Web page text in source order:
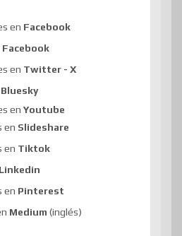
en Facebook
Facebook
en Twitter - X
Bluesky
en Youtube
en Slideshare
en Tiktok
Linkedin
en Pinterest
Medium (inglés)